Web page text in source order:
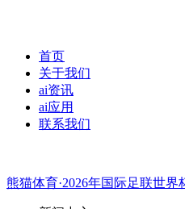
首页
关于我们
ai资讯
ai应用
联系我们
熊猫体育·2026年国际足联世界